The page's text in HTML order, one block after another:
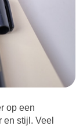
op een
stijl. Veel